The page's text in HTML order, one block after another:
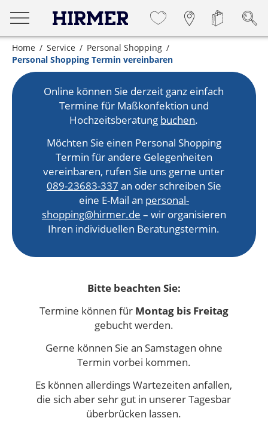
Home Service
Personal Shopping
Personal Shopping Termin vereinbaren
Online können Sie derzeit ganz einfach
Termine für Maßkonfektion und
Hochzeitsberatung buchen.
Möchten Sie einen Personal Shopping
Termin für andere Gelegenheiten
vereinbaren, rufen Sie uns gerne unter
089-23683-337 an oder schreiben Sie
eine E-Mail an personal-
shopping@hirmer.de – wir organisieren
Ihren individuellen Beratungstermin.
Bitte beachten Sie:
Termine können für Montag bis Freitag
gebucht werden.
Gerne können Sie an Samstagen ohne
Termin vorbei kommen.
Es können allerdings Wartezeiten anfallen,
die sich aber sehr gut in unserer Tagesbar
überbrücken lassen.